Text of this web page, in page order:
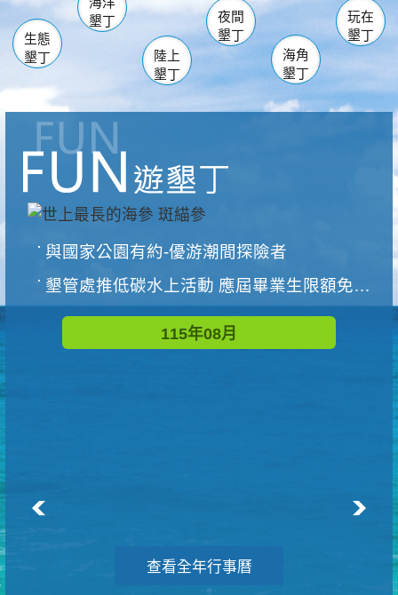
砂島
鵝鑾鼻
生態
墾丁
墾丁
陸上
墾丁
夜間
墾丁
海角
墾丁
玩在
墾丁
與國家公園有約-優游潮間探險者
墾管處推低碳水上活動 應屆畢業生限額免費參加
115年08月
查看全年行事曆